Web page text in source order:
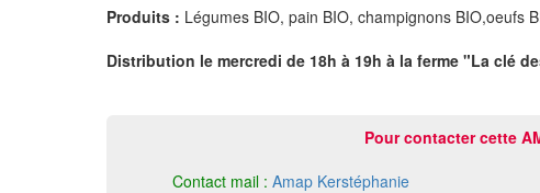
Produits : Légumes BIO, pain BIO, champignons BIO,oeufs
Distribution le mercredi de 18h à 19h à la ferme "La clé
Pour contacter cette
Contact mail : Amap Kerstéphanie